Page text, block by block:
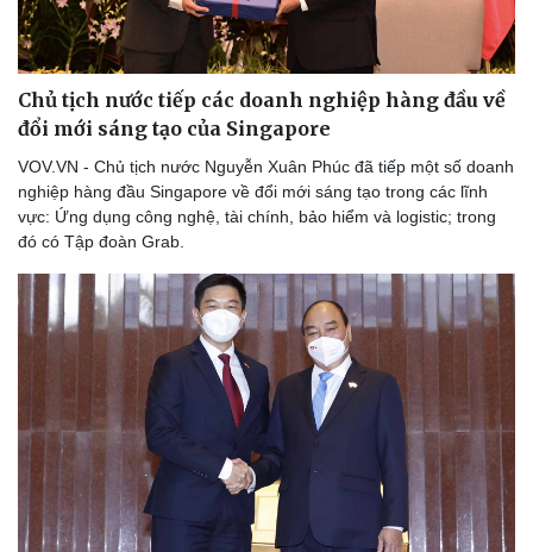
Chủ tịch nước tiếp các doanh nghiệp hàng đầu về
đổi mới sáng tạo của Singapore
VOV.VN - Chủ tịch nước Nguyễn Xuân Phúc đã tiếp một số doanh
nghiệp hàng đầu Singapore về đổi mới sáng tạo trong các lĩnh
vực: Ứng dụng công nghệ, tài chính, bảo hiểm và logistic; trong
đó có Tập đoàn Grab.